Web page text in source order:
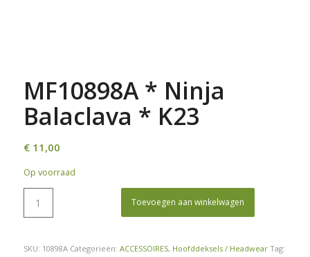
MF10898A * Ninja
Balaclava * K23
€11,00
Op voorraad
Toevoegen aan winkelwagen
SKU: 10898A Categorieën: ACCESSOIRES, Hoofddeksels / Headwear Tag: